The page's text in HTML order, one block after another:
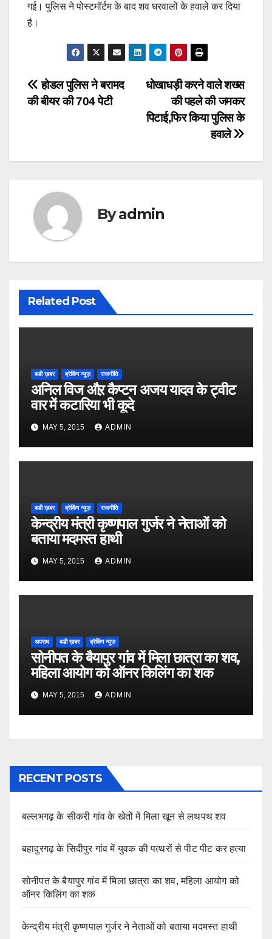
गई। पुलिस ने पोस्टमॉर्टम के बाद शव घरवालों के हवाले कर दिया
है।
Post
धोखाधड़ी करने वाले शख्स
की पहले की जमकर
पिटाई,फिर किया पुलिस के
हवाले
होडल पुलिस ने बरामद
की बीयर की 704 पेटी
Byadmin
Related Post
बडी ख़बर ब्रेकिंग न्यूज़ राजनीति
अनिल विज औऱ कैप्टन अजय यादव के ट्वीट
वार में कटारिया भी कूदे
MAY 5, 2015 ADMIN
बडी ख़बर ब्रेकिंग न्यूज़ राजनीति
केन्द्रीय मंत्री कृष्णपाल गुर्जर ने नेताओं को
बताया मदमस्त हाथी
MAY 5, 2015 ADMIN
अपराध बडी ख़बर ब्रेकिंग न्यूज़
सोनीपत के बैयापुर गांव में मिला छात्रा का शव,
महिला आयोग को ऑनर किलिंग का शक
MAY 5, 2015 ADMIN
RECENT POSTS
बल्लभगढ़ के सीकरी गांव के खेतों में मिला खून से लथपथ शव
बहादुरगढ़ के सिदीपुर गांव में युवक की पत्थरों से पीट पीट कर हत्या
सोनीपत के बैयापुर गांव में मिला छात्रा का शव, महिला आयोग को
ऑनर किलिंग का शक
केन्द्रीय मंत्री कृष्णपाल गुर्जर ने नेताओं को बताया मदमस्त हाथी